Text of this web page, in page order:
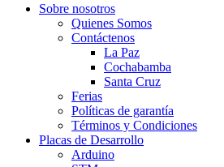
Sobre nosotros
Quienes Somos
Contáctenos
La Paz
Cochabamba
Santa Cruz
Ferias
Políticas de garantía
Términos y Condiciones
Placas de Desarrollo
Arduino